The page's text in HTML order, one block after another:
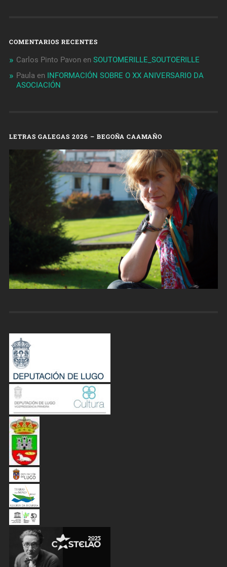
COMENTARIOS RECENTES
Carlos Pinto Pavon en SOUTOMERILLE_SOUTOERILLE
Paula en INFORMACIÓN SOBRE O XX ANIVERSARIO DA
ASOCIACIÓN
LETRAS GALEGAS 2026 – BEGOÑA CAAMAÑO